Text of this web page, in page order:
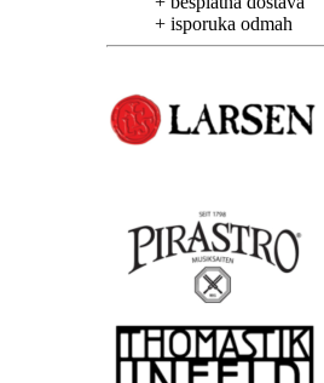
bila
je:
je:
79,00€.
+ isporuka odmah